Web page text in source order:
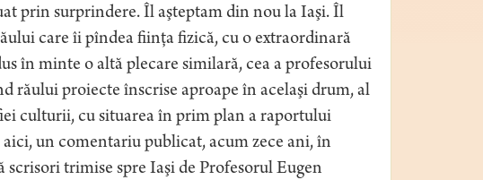
prin surprindere. Îl aşteptam din nou la Iaşi. Îl
care îi pîndea fiinţa fizică, cu o extraordinară
în minte o altă plecare similară, cea a profesorului
răului proiecte înscrise aproape în acelaşi drum, al
culturii, cu situarea în prim plan a raportului
un comentariu publicat, acum zece ani, în
trimise spre Iaşi de Profesorul Eugen